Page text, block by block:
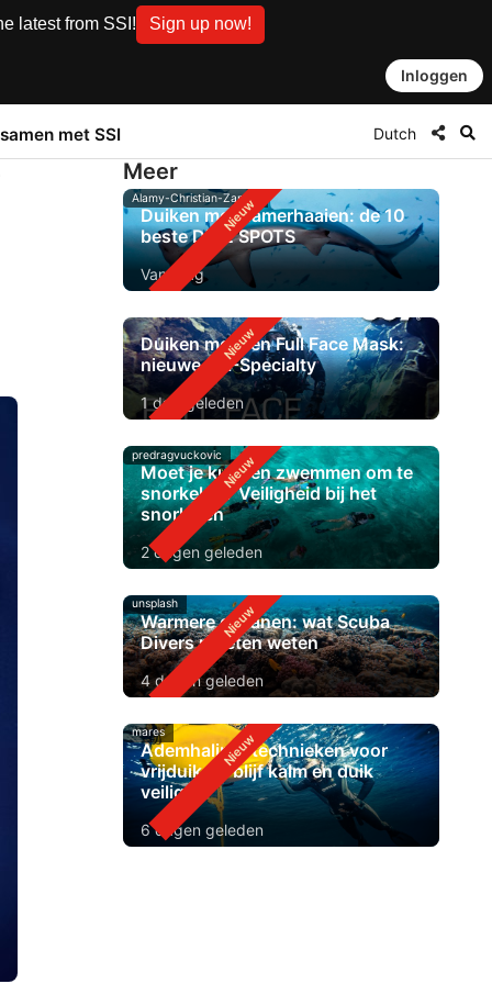
latest from SSI! Sign up now!
Inloggen
met SSI Dutch
Meer
Alamy-Christian-Zappel
Duiken met hamerhaaien: de 10
beste DIVE SPOTS
Vandaag
Duiken met een Full Face Mask:
nieuwe SSI-Specialty
1 dag geleden
predragvuckovic
Moet je kunnen zwemmen om te
snorkelen? Veiligheid bij het
snorkelen
2 dagen geleden
unsplash
Warmere oceanen: wat Scuba
Divers moeten weten
4 dagen geleden
mares
Ademhalingstechnieken voor
vrijduiken: blijf kalm en duik
veiliger
6 dagen geleden